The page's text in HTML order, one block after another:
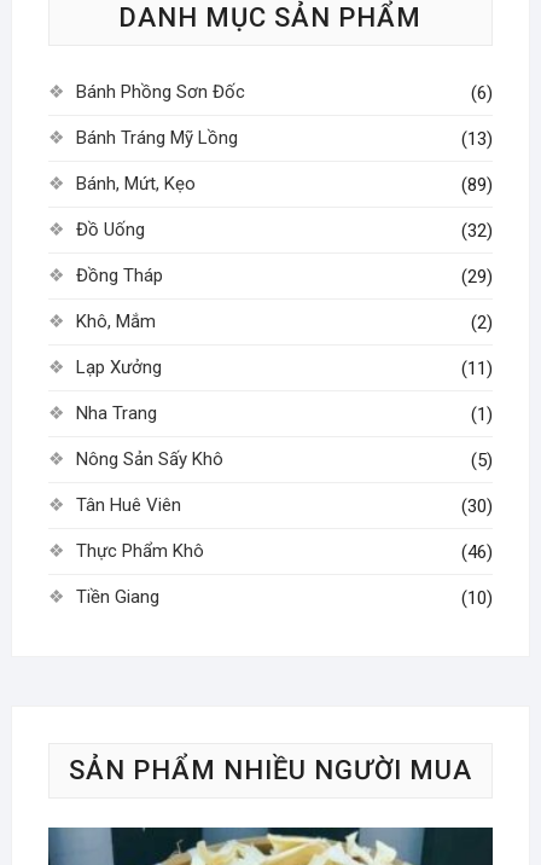
chọn
được
chọn
trang
DANH MỤC SẢN PHẨM
Bánh Phồng Sơn Đốc (6)
Bánh Tráng Mỹ Lồng (13)
Bánh, Mứt, Kẹo (89)
Đồ Uống (32)
Đồng Tháp (29)
Khô, Mắm (2)
Lạp Xưởng (11)
Nha Trang (1)
Nông Sản Sấy Khô (5)
Tân Huê Viên (30)
Thực Phẩm Khô (46)
Tiền Giang (10)
SẢN PHẨM NHIỀU NGƯỜI MUA